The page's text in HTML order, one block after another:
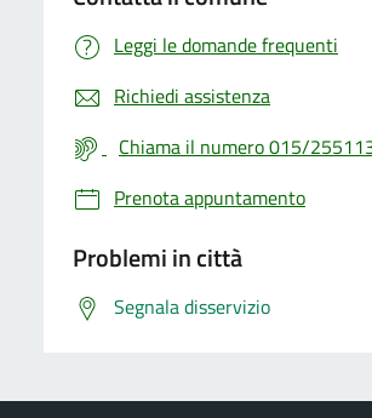
Leggi le domande frequenti
Richiedi assistenza
Chiama il numero 015/
Prenota appuntamento
Problemi in città
Segnala disservizio